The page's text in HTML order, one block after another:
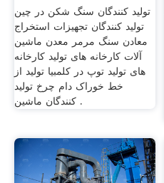
تولید کنندگان سنگ شکن در چین
تولید کنندگان تجهیزات استخراج
معادن سنگ مرمر معدن ماشین
آلات کارخانه های تولید کارخانه
های تولید توپ در کلمبیا تولید از
خط خوراک دام چرخ تولید
کنندگان ماشین .